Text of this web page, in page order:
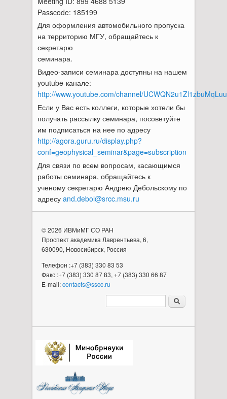
Passcode: 185199
Для оформления автомобильного пропуска
на территорию МГУ, обращайтесь к
секретарю
семинара.
Видео-записи семинара доступны на нашем
youtube-канале:
http://www.youtube.com/channel/
Если у Вас есть коллеги, которые хотели бы
получать рассылку семинара, посоветуйте
им подписаться на нее по адресу
http://agora.guru.ru/display.php?
conf=geophysical_seminar&page=subscription
Для связи по всем вопросам, касающимся
работы семинара, обращайтесь к
ученому секретарю Андрею Дебольскому по
адресу and.debol@srcc.msu.ru
© 2026 ИВМиМГ СО РАН
Проспект академика Лаврентьева, 6,
630090, Новосибирск, Россия
Телефон :+7 (383) 330 83 53
Факс :+7 (383) 330 87 83, +7 (383) 330 66 87
E-mail:contacts@sscc.ru
Форма поиска